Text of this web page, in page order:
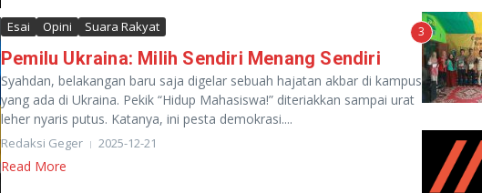
Esai Opini Suara Rakyat
Pemilu Ukraina: Milih Sendiri Menang Sendiri
Syahdan, belakangan baru saja digelar sebuah hajatan akbar di kampus
yang ada di Ukraina. Pekik “Hidup Mahasiswa!” diteriakkan sampai urat
leher nyaris putus. Katanya, ini pesta demokrasi....
Redaksi Geger 2025-12-21
Read More
3